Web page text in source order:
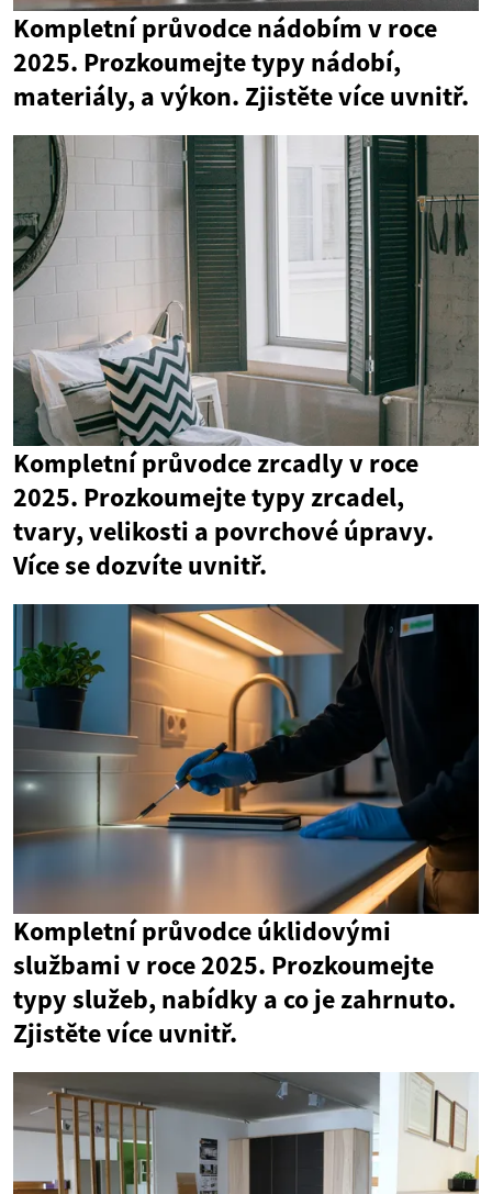
Kompletní průvodce nádobím v roce
2025. Prozkoumejte typy nádobí,
materiály, a výkon. Zjistěte více uvnitř.
Kompletní průvodce zrcadly v roce
2025. Prozkoumejte typy zrcadel,
tvary, velikosti a povrchové úpravy.
Více se dozvíte uvnitř.
Kompletní průvodce úklidovými
službami v roce 2025. Prozkoumejte
typy služeb, nabídky a co je zahrnuto.
Zjistěte více uvnitř.